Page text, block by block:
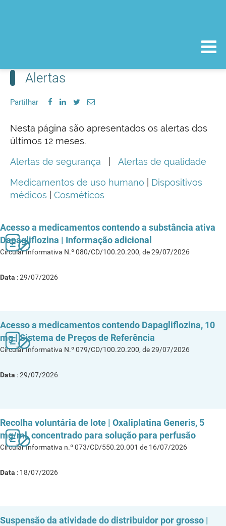
Alertas
Partilhar
Nesta página são apresentados os alertas dos
últimos 12 meses.
Alertas de segurança
Alertas de qualidade
Medicamentos de uso humano
Dispositivos
médicos
Cosméticos
Acesso a medicamentos contendo a substância ativa
Dapagliflozina | Informação adicional
Circular Informativa N.º 080/CD/100.20.200, de 29/07/2026
Data : 29/07/2026
Acesso a medicamentos contendo Dapagliflozina, 10
mg | Sistema de Preços de Referência
Circular Informativa N.º 079/CD/100.20.200, de 29/07/2026
Data : 29/07/2026
Recolha voluntária de lote | Oxaliplatina Generis, 5
mg/ml, concentrado para solução para perfusão
Circular Informativa n.º 073/CD/550.20.001 de 16/07/2026
Data : 18/07/2026
Suspensão da atividade do distribuidor por grosso |